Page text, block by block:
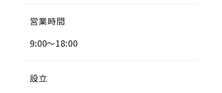
営業時間
9:00～18:00
設立